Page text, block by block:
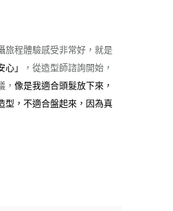
旅程體驗感受非常好，就是
心」
，從造型師諮詢開始，
， 像是我適合頭髮放下來，
型，不適合盤起來，因為真